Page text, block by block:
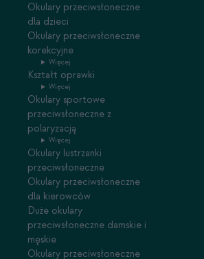
Okulary przeciwsłoneczne
dla dzieci
Okulary przeciwsłoneczne
korekcyjne
Więcej
Kształt oprawki
Więcej
Okulary sportowe
przeciwsłoneczne z
polaryzacją
Więcej
Okulary lustrzanki
przeciwsłoneczne
Okulary przeciwsłoneczne
dla kierowców
Duże okulary
przeciwsłoneczne damskie i
męskie
Okulary przeciwsłoneczne